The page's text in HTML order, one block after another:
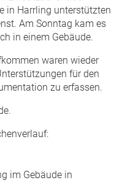
in Harrling unterstützten
Am Sonntag kam es
in einem Gebäude.
waren wieder
für den
zu erfassen.
im Gebäude in